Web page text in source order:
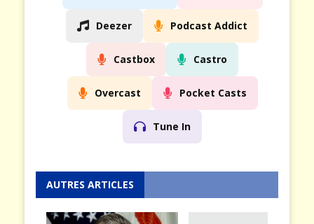
Deezer Podcast Addict
Castbox Castro
Overcast Pocket Casts
Tune In
AUTRES ARTICLES